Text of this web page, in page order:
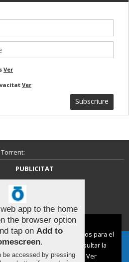
Ver
Ver
Subscriure
PUBLICITAT
CONTACTE
app to the home
the browser option
tap on Add to
.
be accessed by pressing
el Uso de cookies:
cookies nuestras y de terceros para el
del digital. Puedes consultar la
y como desconectarlas.
Ver